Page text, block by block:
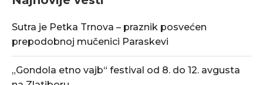
Sutra je Petka Trnova – praznik posvećen
prepodobnoj mučenici Paraskevi
„Gondola etno vajb“ festival od 8. do 12. avgusta